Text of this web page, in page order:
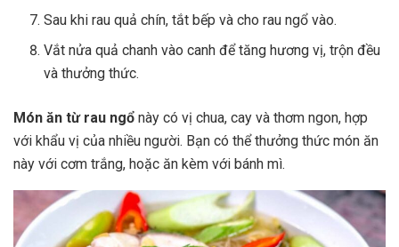
Sau khi rau quả chín, tắt bếp và cho rau ngổ vào.
Vắt nửa quả chanh vào canh để tăng hương vị, trộn đều
và thưởng thức.
Món ăn từ rau ngổ này có vị chua, cay và thơm ngon, hợp
với khẩu vị của nhiều người. Bạn có thể thưởng thức món ăn
này với cơm trắng, hoặc ăn kèm với bánh mì.